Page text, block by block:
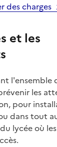
des charges
et les
l'ensemble
les
pour
dans tout
lycée où